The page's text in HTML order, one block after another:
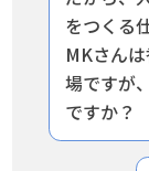
をつくる
MKさん
場ですが
ですか？